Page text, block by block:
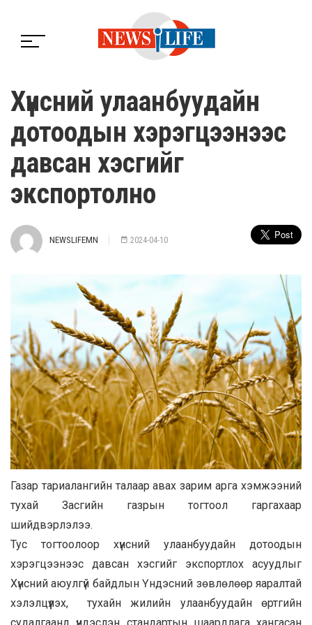
Хүнсний улаанбуудайн
дотоодын хэрэгцээнээс
давсан хэсгийг
экспортолно
NEWSLIFEMN 2024-04-10
Газар тариалангийн талаар авах зарим арга хэмжээний
тухай Засгийн газрын тогтоол гаргахаар
шийдвэрлэлээ.
Тус тогтоолоор хүнсний улаанбуудайн дотоодын
хэрэгцээнээс давсан хэсгийг экспортлох асуудлыг
Хүнсний аюулгүй байдлын Үндэсний зөвлөлөөр яаралтай
хэлэлцүүлэх, тухайн жилийн улаанбуудайн өртгийн